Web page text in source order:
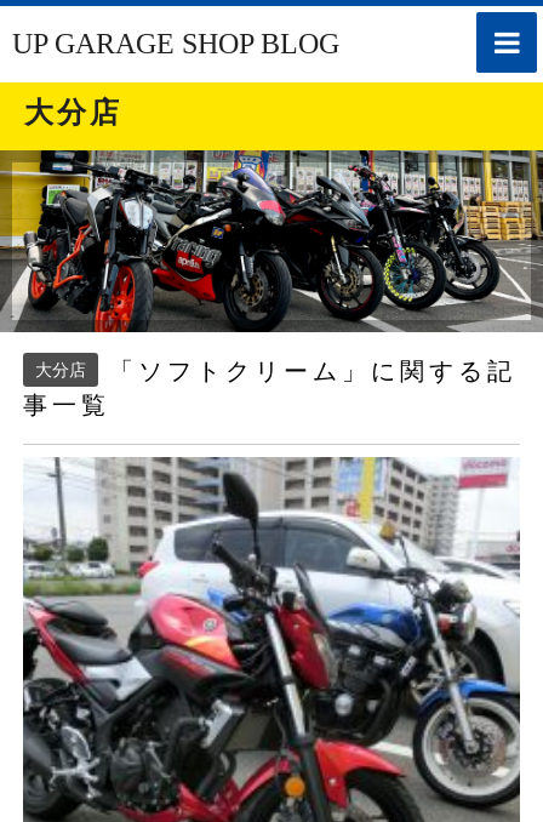
toggle
UP GARAGE SHOP BLOG
大分店
大分店
「ソフトクリーム」に関する記
事一覧